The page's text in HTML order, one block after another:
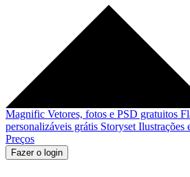
Magnific Vetores, fotos e PSD gratuitos
personalizáveis grátis Storyset Ilustrações
Preços
Fazer o login